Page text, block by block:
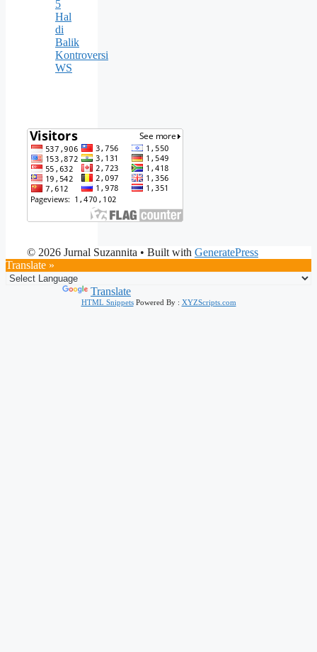
5
Hal
di
Balik
Kontroversi
WS
© 2026 Jurnal Suzannita • Built with GeneratePress
Translate »
Translate
HTML SnippetsPowered By : XYZScripts.com